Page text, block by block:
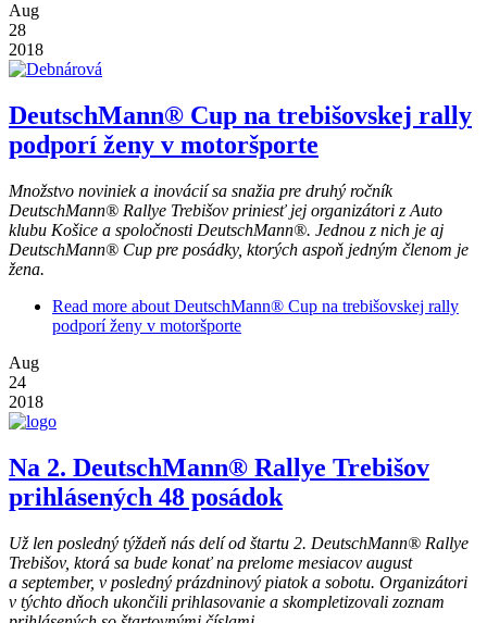
Aug
28
2018
DeutschMann® Cup na trebišovskej rally
podporí ženy v motoršporte
Množstvo noviniek a inovácií sa snažia pre druhý ročník
DeutschMann® Rallye Trebišov priniesť jej organizátori z Auto
klubu Košice a spoločnosti DeutschMann®. Jednou z nich je aj
DeutschMann® Cup pre posádky, ktorých aspoň jedným členom je
žena.
Read more about DeutschMann® Cup na trebišovskej rally
podporí ženy v motoršporte
Aug
24
2018
Na 2. DeutschMann® Rallye Trebišov
prihlásených 48 posádok
Už len posledný týždeň nás delí od štartu 2. DeutschMann® Rallye
Trebišov, ktorá sa bude konať na prelome mesiacov august
a september, v posledný prázdninový piatok a sobotu. Organizátori
v týchto dňoch ukončili prihlasovanie a skompletizovali zoznam